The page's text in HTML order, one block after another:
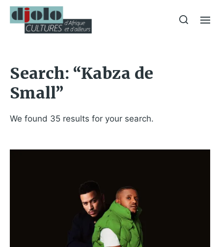
Search: “Kabza de
Small”
We found 35 results for your search.